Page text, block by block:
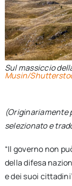
Sul massiccio
Musin/
(Originariamente
selezionato e
“Il governo non
della difesa
e dei suoi